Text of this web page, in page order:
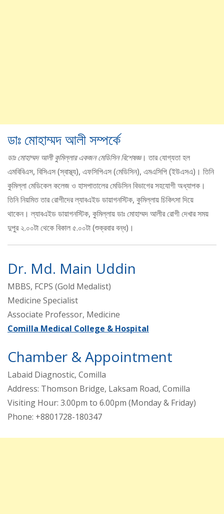
ডাঃ মোহাম্মদ আলী সম্পর্কে
ডাঃ মোহাম্মদ আলী কুমিল্লার একজন মেডিসিন বিশেষজ্ঞ। তার যোগ্যতা হল
এমবিবিএস, বিসিএস (স্বাস্থ্য), এফসিপিএস (মেডিসিন), এমএসিপি (ইউএসএ)। তিনি
কুমিল্লা মেডিকেল কলেজ ও হাসপাতালের মেডিসিন বিভাগের সহযোগী অধ্যাপক।
তিনি নিয়মিত তার রোগীদের ল্যাবএইড ডায়াগনস্টিক, কুমিল্লায় চিকিৎসা দিয়ে
থাকেন। ল্যাবএইড ডায়াগনস্টিক, কুমিল্লায় ডাঃ মোহাম্মদ আলীর রোগী দেখার সময়
দুপুর ২.০০টা থেকে বিকাল ৫.০০টা (শুক্রবার বন্ধ)।
Dr. Md. Main Uddin
MBBS, FCPS (Gold Medalist)
Medicine Specialist
Associate Professor, Medicine
Comilla Medical College & Hospital
Chamber & Appointment
Labaid Diagnostic, Comilla
Address: Thomson Bridge, Laksam Road, Comilla
Visiting Hour: 3.00pm to 6.00pm (Monday & Friday)
Phone: +8801728-180347